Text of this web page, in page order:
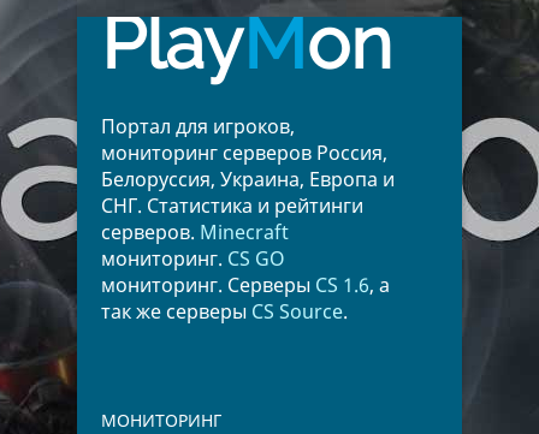
PlayMon
Портал для игроков,
мониторинг серверов Россия,
Белоруссия, Украина, Европа и
СНГ. Статистика и рейтинги
серверов. Minecraft
мониторинг. CS GO
мониторинг. Серверы CS 1.6, а
так же серверы CS Source.
МОНИТОРИНГ